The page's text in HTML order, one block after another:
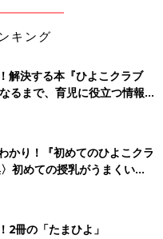
キング
解決する本『ひよこクラブ
まで、育児に役立つ情報が
かり！『初めてのひよこクラ
初めての授乳がうまくい
基本と夏のトラブル 解決テ
2冊の「たまひよ」